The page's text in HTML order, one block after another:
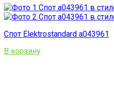
Спот Elektrostandard a043961
В корзину